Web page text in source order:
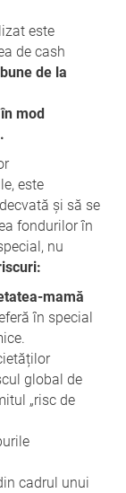
este
de cash
de la
mod
este
și să se
fondurilor în
nu
mamă
în special
global de
„risc de
cadrul unui